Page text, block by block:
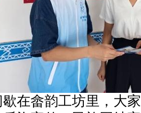
在畲韵工坊里，大